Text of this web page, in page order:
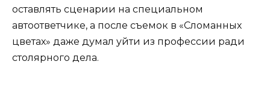
оставлять сценарии на специальном
автоответчике, а после съемок в «Сломанных
цветах» даже думал уйти из профессии ради
столярного дела.